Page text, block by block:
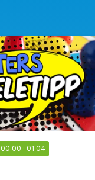
· 01:04